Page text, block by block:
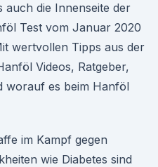
auch die Innenseite der
Test vom Januar 2020
wertvollen Tipps aus der
Videos, Ratgeber,
worauf es beim Hanföl
im Kampf gegen
wie Diabetes sind